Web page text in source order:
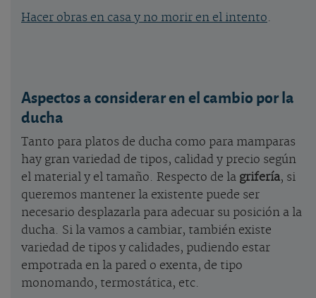
Hacer obras en casa y no morir en el intento.
Aspectos a considerar en el cambio por la
ducha
Tanto para platos de ducha como para mamparas
hay gran variedad de tipos, calidad y precio según
el material y el tamaño. Respecto de la grifería, si
queremos mantener la existente puede ser
necesario desplazarla para adecuar su posición a la
ducha. Si la vamos a cambiar, también existe
variedad de tipos y calidades, pudiendo estar
empotrada en la pared o exenta, de tipo
monomando, termostática, etc.